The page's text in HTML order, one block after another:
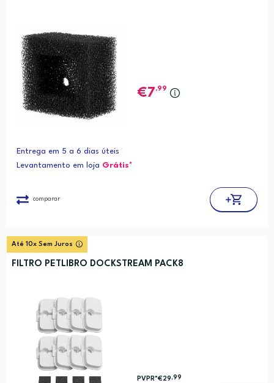
7,99
Entrega em 5 a 6 dias úteis
Levantamento em loja Grátis*
comparar
Até 10x Sem Juros
FILTRO PETLIBRO DOCKSTREAM PACK8
PVPR*€29 ,99